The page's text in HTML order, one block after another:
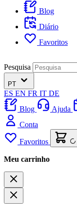
Blog
Diário
Favoritos
Pesquisa
PT
ES EN FR IT DE
Blog
Ajuda
Conta
Favoritos
Meu carrinho